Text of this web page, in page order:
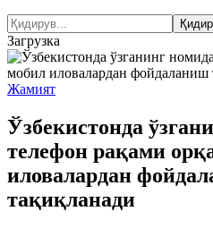
Загрузка
Жамият
Ўзбекистонда
телефон рақами
иловалардан
тақиқланади